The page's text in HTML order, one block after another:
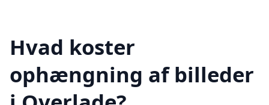
Hvad koster
ophængning af billeder